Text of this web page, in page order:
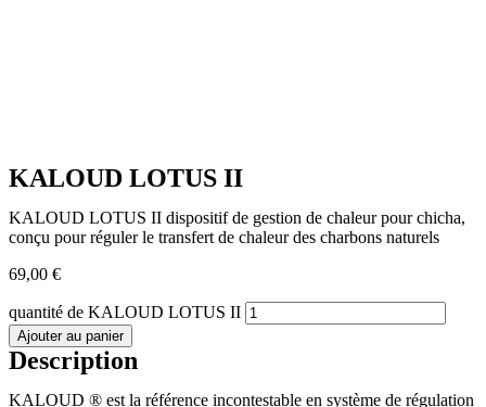
KALOUD LOTUS II
KALOUD LOTUS II dispositif de gestion de chaleur pour chicha,
conçu pour réguler le transfert de chaleur des charbons naturels
69,00 €
quantité de KALOUD LOTUS II
Ajouter au panier
Description
KALOUD ® est la référence incontestable en système de régulation